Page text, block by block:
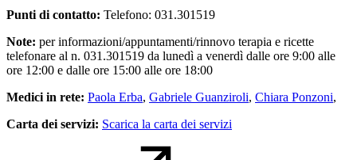
Punti di contatto: Telefono: 031.301519
Note: per informazioni/appuntamenti/rinnovo terapia e ricette
telefonare al n. 031.301519 da lunedì a venerdì dalle ore 9:00 alle
ore 12:00 e dalle ore 15:00 alle ore 18:00
Medici in rete: Paola Erba, Gabriele Guanziroli, Chiara Ponzoni,
Carta dei servizi: Scarica la carta dei servizi